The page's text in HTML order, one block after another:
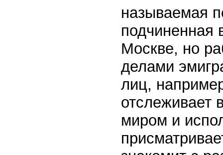
называемая
подчиненная
Москве, но
делами
лиц,
отслеживает
миром и